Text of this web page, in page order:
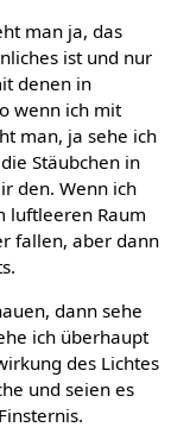
man ja, das
ist und nur
denen in
wenn ich mit
man, ja sehe ich
Stäubchen in
den. Wenn ich
luftleeren Raum
fallen, aber dann
dann sehe
ich überhaupt
des Lichtes
und seien es